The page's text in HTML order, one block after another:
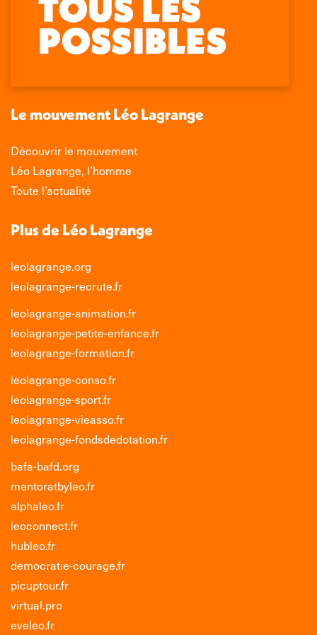
Facebook
s'ouvre
une
fenêtre
page
X
s'ouvre
une
fenêtre
page
LinkedIn
s'ouvre
une
fenêtre
page
Instagram
s'ouvre
une
nouvelle
fenêtre
Le mouvement Léo Lagrange
Découvrir le mouvement
Léo Lagrange, l’homme
Toute l’actualité
Plus de Léo Lagrange
leolagrange.org
leolagrange-recrute.fr
leolagrange-animation.fr
leolagrange-petite-enfance.fr
leolagrange-formation.fr
leolagrange-conso.fr
leolagrange-sport.fr
leolagrange-vieasso.fr
leolagrange-fondsdedotation.fr
bafa-bafd.org
mentoratbyleo.fr
alphaleo.fr
leoconnect.fr
hubleo.fr
democratie-courage.fr
picuptour.fr
virtual.pro
eveleo.fr